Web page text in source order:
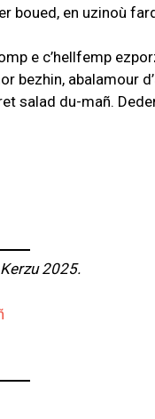
boued, en uzinoù
e c’hellfemp
bezhin, abalamour
salad du-mañ.
2025.